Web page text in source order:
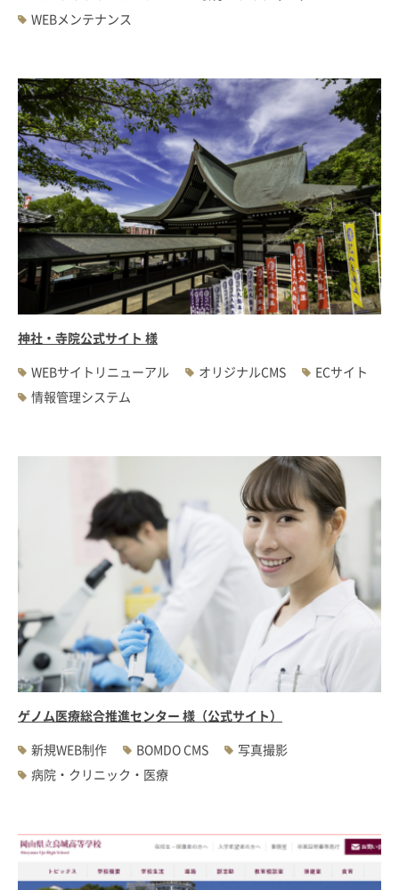
WEBメンテナンス
神社・寺院公式サイト 様
WEBサイトリニューアル
オリジナルCMS
ECサイト
情報管理システム
ゲノム医療総合推進センター 様（公式サイト）
新規WEB制作
BOMDO CMS
写真撮影
病院・クリニック・医療